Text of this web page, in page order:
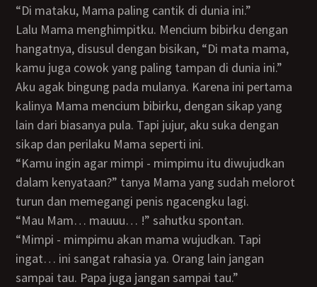
“Di mataku, Mama paling cantik di dunia ini.”
Lalu Mama menghimpitku. Mencium bibirku dengan
hangatnya, disusul dengan bisikan, “Di mata mama,
kamu juga cowok yang paling tampan di dunia ini.”
Aku agak bingung pada mulanya. Karena ini pertama
kalinya Mama mencium bibirku, dengan sikap yang
lain dari biasanya pula. Tapi jujur, aku suka dengan
sikap dan perilaku Mama seperti ini.
“Kamu ingin agar mimpi - mimpimu itu diwujudkan
dalam kenyataan?” tanya Mama yang sudah melorot
turun dan memegangi penis ngacengku lagi.
“Mau Mam… mauuu… !” sahutku spontan.
“Mimpi - mimpimu akan mama wujudkan. Tapi
ingat… ini sangat rahasia ya. Orang lain jangan
sampai tau. Papa juga jangan sampai tau.”